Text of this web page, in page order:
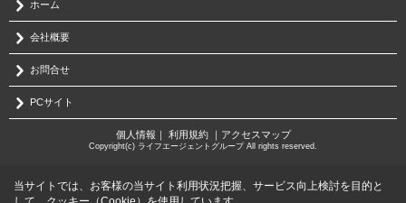
ホーム
会社概要
お問合せ
PCサイト
個人情報 利用規約｜ アクセスマップ
Copyright(c) ライフエージェントグループ All rights reserved.
当サイトでは、お客様の当サイト利用状況把握、サービス向上検討を目的と